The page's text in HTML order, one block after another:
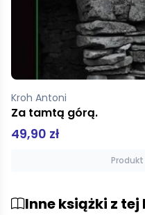
Kroh Antoni
Za tamtą górą.
49,90 zł
Inne książki z